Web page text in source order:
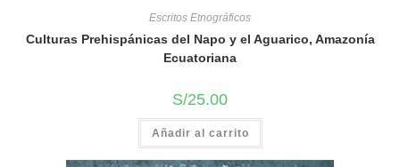
Escritos Etnográficos
Culturas Prehispánicas del Napo y el Aguarico, Amazonía
Ecuatoriana
S/25.00
Añadir al carrito